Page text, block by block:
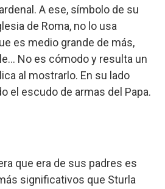
A ese, símbolo de su
de Roma, no lo usa
es medio grande de más,
No es cómodo y resulta un
al mostrarlo. En su lado
el escudo de armas del Papa.
que era de sus padres es
significativos que Sturla